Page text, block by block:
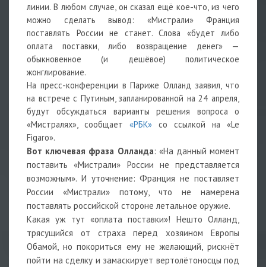
линии. В любом случае, он сказал ещё кое-что, из чего
можно сделать вывод: «Мистрали» Франция
поставлять России не станет. Слова «будет либо
оплата поставки, либо возвращение денег» —
обыкновенное (и дешёвое) политическое
жонглирование.
На пресс-конференции в Париже Олланд заявил, что
на встрече с Путиным, запланированной на 24 апреля,
будут обсуждаться варианты решения вопроса о
«Мистралях», сообщает «РБК» со ссылкой на «Le
Figaro».
Вот ключевая фраза Олланда: «На данный момент
поставить «Мистрали» России не представляется
возможным». И уточнение: Франция не поставляет
России «Мистрали» потому, что не намерена
поставлять российской стороне летальное оружие.
Какая уж тут «оплата поставки»! Нешто Олланд,
трясущийся от страха перед хозяином Европы
Обамой, но покориться ему не желающий, рискнёт
пойти на сделку и замаскирует вертолётоносцы под